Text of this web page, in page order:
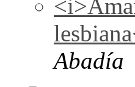
Abadía